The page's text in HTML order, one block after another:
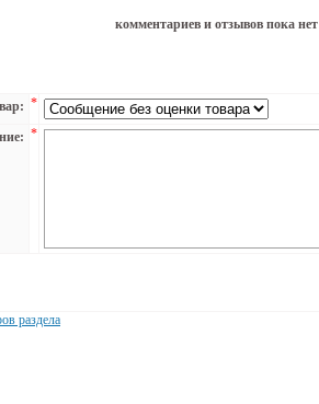
комментариев и отзывов пока нет
*
*
раздела